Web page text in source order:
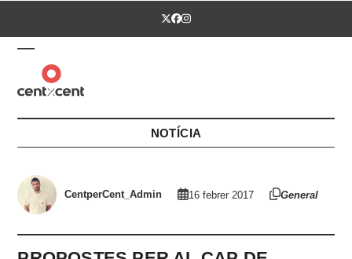
Twitter
Facebook
Instagram
Open
mobile
menu
Close
mobile
menu
NOTÍCIA
CentperCent_Admin 16 febrer 2017 General